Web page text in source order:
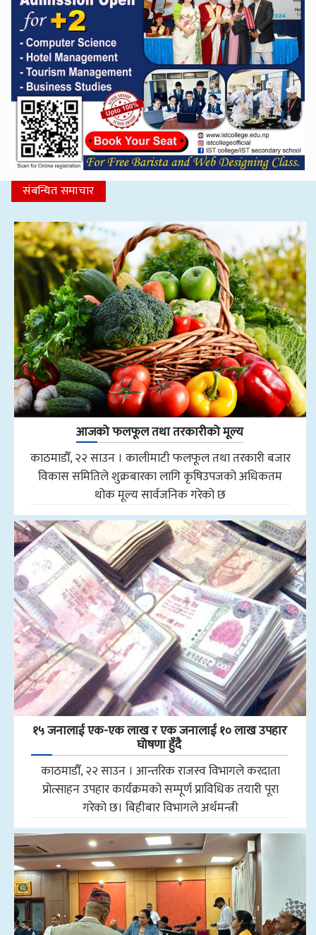
संबन्धित समाचार
आजको फलफूल तथा तरकारीको मूल्य
काठमाडौँ, २२ साउन । कालीमाटी फलफूल तथा तरकारी बजार
विकास समितिले शुक्रबारका लागि कृषिउपजको अधिकतम
थोक मूल्य सार्वजनिक गरेको छ
१५ जनालाई एक-एक लाख र एक जनालाई १० लाख उपहार
घोषणा हुँदै
काठमाडौँ, २२ साउन । आन्तरिक राजस्व विभागले करदाता
प्रोत्साहन उपहार कार्यक्रमको सम्पूर्ण प्राविधिक तयारी पूरा
गरेको छ। बिहीबार विभागले अर्थमन्त्री